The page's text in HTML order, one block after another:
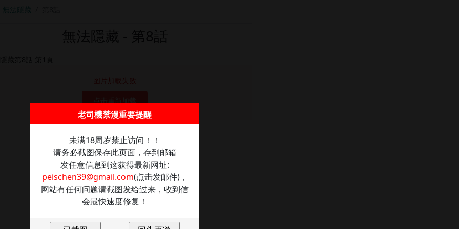
無法隱藏
图片加载失败
老司機禁漫重要提醒
未满18周岁禁止访问！！
请务必截图保存此页面，存到邮箱
发任意信息到这获得最新网址:
peischen39@gmail.com(点击发邮件)，
网站有任何问题请截图发给过来，收到信
会最快速度修复！